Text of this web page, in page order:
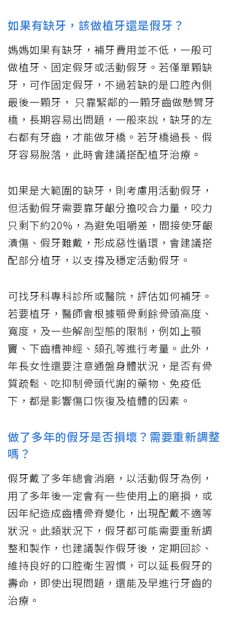
如果有缺牙，該做植牙還是假牙？
媽媽如果有缺牙，補牙費用並不低，一般可
做植牙、固定假牙或活動假牙。若僅單顆缺
牙，可作固定假牙，不過若缺的是口腔內側
最後一顆牙， 只靠緊鄰的一顆牙齒做懸臂牙
橋，長期容易出問題，一般來說，缺牙的左
右都有牙齒，才能做牙橋。若牙橋過長、假
牙容易脫落，此時會建議搭配植牙治療。
如果是大範圍的缺牙，則考慮用活動假牙，
但活動假牙需要靠牙齦分擔咬合力量，咬力
只剩下約20%，為避免咀嚼差，間接使牙齦
潰傷、假牙難戴，形成惡性循環，會建議搭
配部分植牙，以支撐及穩定活動假牙。
可找牙科專科診所或醫院，評估如何補牙。
若要植牙，醫師會根據顎骨剩餘骨頭高度、
寬度，及一些解剖型態的限制，例如上顎
竇、下齒槽神經、頦孔等進行考量。此外，
年長女性還要注意通盤身體狀況，是否有骨
質疏鬆、吃抑制骨頭代謝的藥物、免疫低
下，都是影響傷口恢復及植體的因素。
做了多年的假牙是否損壞？需要重新調整
嗎？
假牙戴了多年總會消磨，以活動假牙為例，
用了多年後一定會有一些使用上的磨損，或
因年紀造成齒槽骨脊變化，出現配戴不適等
狀況。此類狀況下，假牙都可能需要重新調
整和製作，也建議製作假牙後，定期回診、
維持良好的口腔衛生習慣，可以延長假牙的
壽命，即使出現問題，還能及早進行牙齒的
治療。